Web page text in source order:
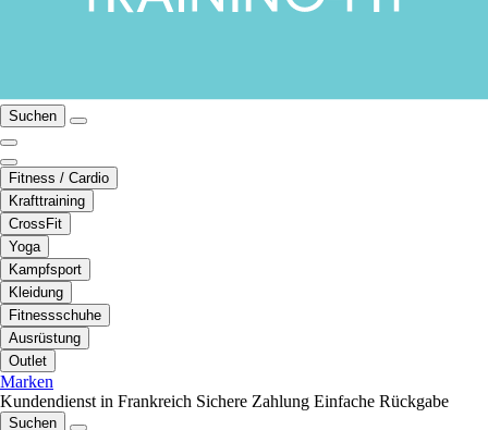
Suchen
Fitness / Cardio
Krafttraining
CrossFit
Yoga
Kampfsport
Kleidung
Fitnessschuhe
Ausrüstung
Outlet
Marken
Kundendienst in Frankreich Sichere Zahlung Einfache Rückgabe
Suchen